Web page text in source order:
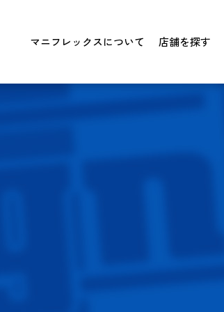
マニフレックスについて 店舗を探す